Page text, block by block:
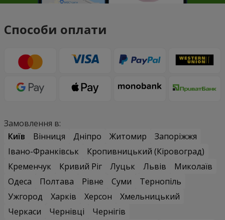
Способи оплати
Замовлення в:
Київ
Вінниця Дніпро Житомир
Запоріжжя
Івано-Франківськ
Кропивницький (Кіровоград)
Кременчук
Кривий Ріг Луцьк Львів
Миколаїв
Одеса
Полтава Рівне Суми
Тернопіль
Ужгород
Харків Херсон
Хмельницький
Черкаси
Чернівці
Чернігів